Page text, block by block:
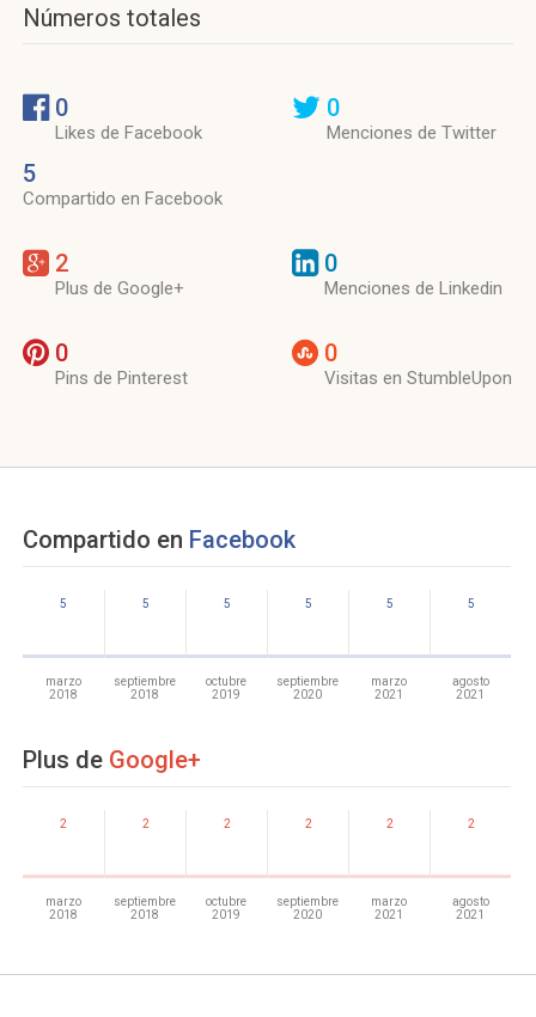
Números totales
0
Likes de Facebook
5
Compartido en Facebook
0
Menciones de Twitter
2
Plus de Google+
0
Menciones de Linkedin
0
Pins de Pinterest
0
Visitas en StumbleUpon
Compartido en Facebook
5
marzo
2018
5
septiembre
2018
5
octubre
2019
5
septiembre
2020
5
marzo
2021
5
agosto
2021
Plus de Google+
2
marzo
2018
2
septiembre
2018
2
octubre
2019
2
septiembre
2020
2
marzo
2021
2
agosto
2021